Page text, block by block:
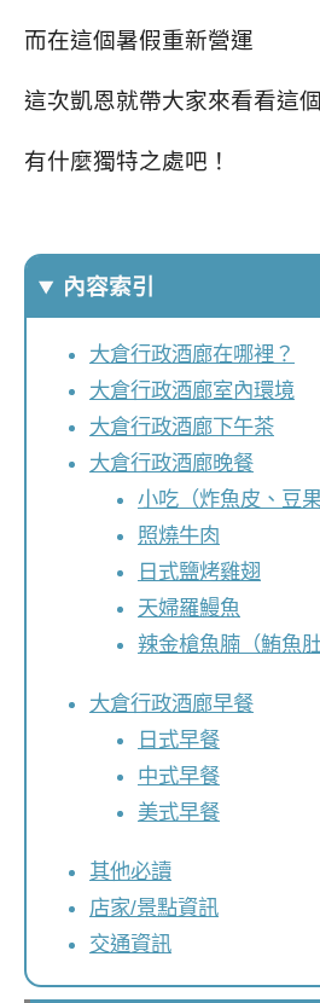
而在這個暑假重新營運
這次凱恩就帶大家來看看這
有什麼獨特之處吧！
內容索引
大倉行政酒廊在哪裡？
大倉行政酒廊室內環境
大倉行政酒廊下午茶
大倉行政酒廊晚餐
小吃（炸魚皮、豆果
照燒牛肉
日式鹽烤雞翅
天婦羅鰻魚
辣金槍魚腩（鮪魚
大倉行政酒廊早餐
日式早餐
中式早餐
美式早餐
其他必讀
店家/景點資訊
交通資訊